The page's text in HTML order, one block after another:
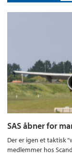
SAS åbner for
Der er igen et taktisk
medlemmer hos